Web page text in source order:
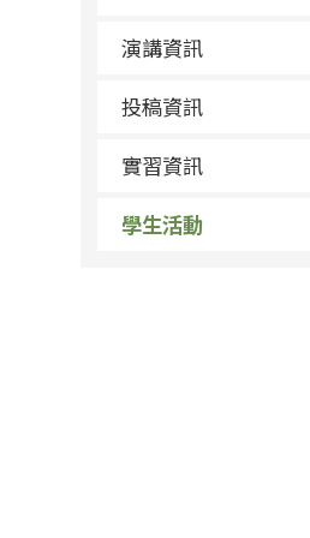
演講資訊
投稿資訊
實習資訊
學生活動